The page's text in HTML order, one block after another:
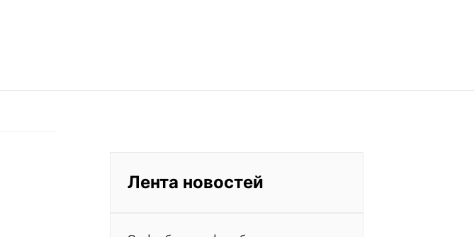
Лента новостей